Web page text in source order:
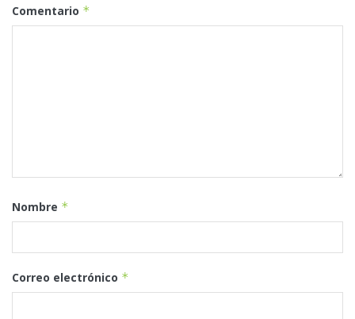
Comentario *
Nombre *
Correo electrónico *